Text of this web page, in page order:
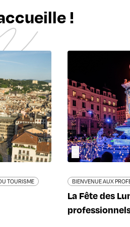
!
TOURISME BIENVENUE AUX
La Fête des